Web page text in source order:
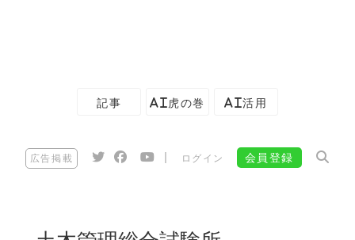
記事 AI虎の巻 AI活用
広告掲載 ログイン 会員登録